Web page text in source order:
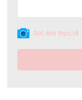
Gửi ảnh thực tế